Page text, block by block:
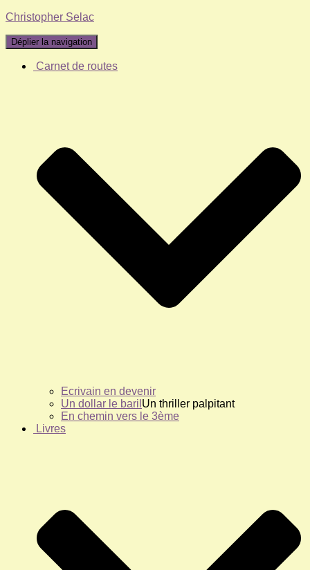
Christopher Selac
Déplier la navigation
Carnet de routes
Ecrivain en devenir
Un dollar le baril Un thriller palpitant
En chemin vers le 3ème
Livres